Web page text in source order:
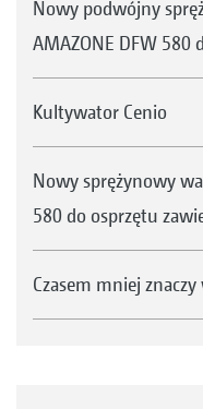
Przedni wał nożowy
Nowy podwójny
AMAZONE DFW 580
Kultywator Cenio
Nowy sprężynowy
580 do osprzętu
Czasem mniej znaczy